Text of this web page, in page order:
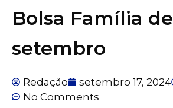
Bolsa Família de
setembro
Redação setembro 17, 2024
No Comments